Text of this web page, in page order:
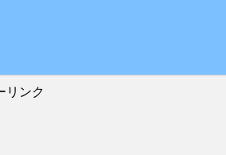
リンク